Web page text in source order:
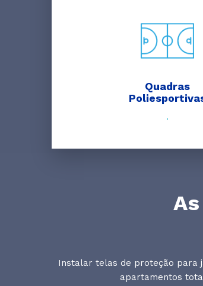
Quadras
.
Instalar telas de proteção para
apartamentos